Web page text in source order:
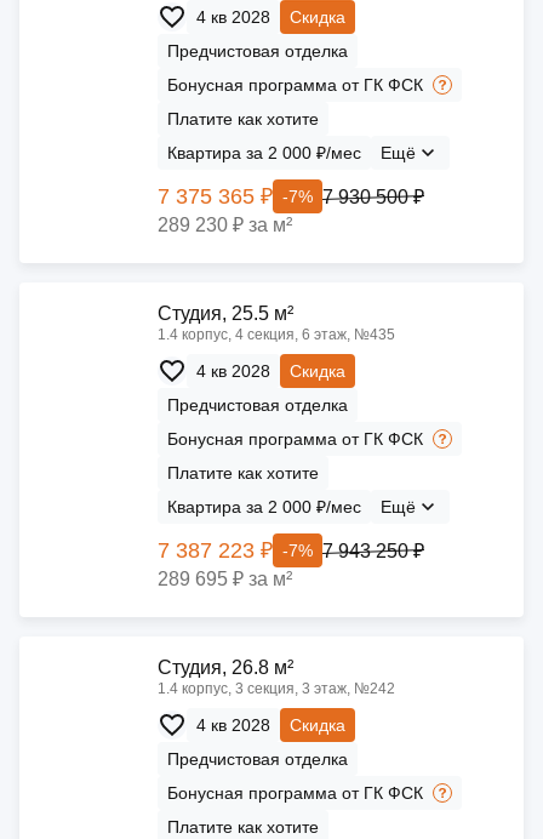
4 кв 2028
Скидка
Предчистовая отделка
Бонусная программа от ГК ФСК
Платите как хотите
Квартира за 2 000 ₽/мес
Ещё
7 375 365 ₽ -7% 7 930 500 ₽
289 230 ₽ за м²
Cтудия, 25.5 м²
1.4 корпус, 4 секция, 6 этаж, №435
4 кв 2028
Скидка
Предчистовая отделка
Бонусная программа от ГК ФСК
Платите как хотите
Квартира за 2 000 ₽/мес
Ещё
7 387 223 ₽ -7% 7 943 250 ₽
289 695 ₽ за м²
Cтудия, 26.8 м²
1.4 корпус, 3 секция, 3 этаж, №242
4 кв 2028
Скидка
Предчистовая отделка
Бонусная программа от ГК ФСК
Платите как хотите